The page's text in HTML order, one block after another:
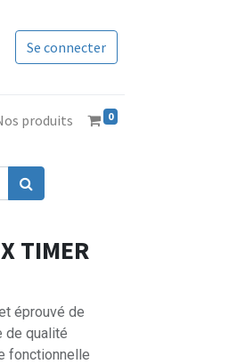
Se connecter
produits 0
TIMER
éprouvé de
de qualité
fonctionnelle